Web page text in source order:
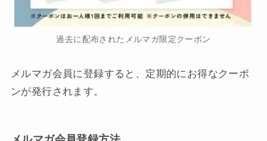
過去に配布されたメルマガ限定クーポン
メルマガ会員に登録すると、定期的にお得なクーポ
ンが発行されます。